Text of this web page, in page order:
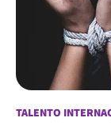
TALENTO